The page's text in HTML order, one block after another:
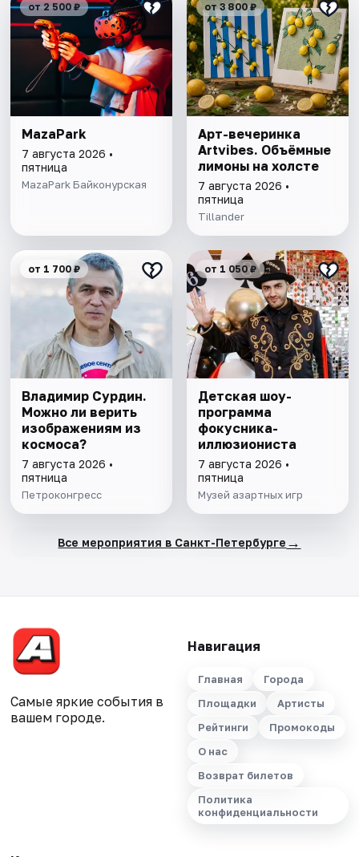
от 2 500 ₽
MazaPark
7 августа 2026 •
пятница
MazaPark Байконурская
от 3 800 ₽
Арт-вечеринка
Artvibes. Объёмные
лимоны на холсте
7 августа 2026 •
пятница
Tillander
от 1 700 ₽
Владимир Сурдин.
Можно ли верить
изображениям из
космоса?
7 августа 2026 •
пятница
Петроконгресс
от 1 050 ₽
Детская шоу-
программа
фокусника-
иллюзиониста
7 августа 2026 •
пятница
Музей азартных игр
Все мероприятия в Санкт-Петербурге →
Самые яркие события в
вашем городе.
Навигация
Главная
Города
Площадки
Артисты
Рейтинги
Промокоды
О нас
Возврат билетов
Политика
конфиденциальности